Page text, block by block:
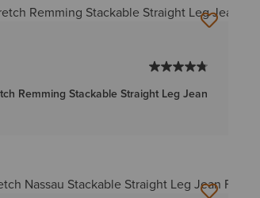
Remming Stackable Straight Leg Jean